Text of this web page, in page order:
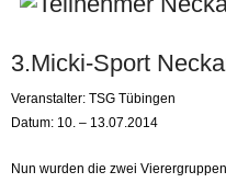
3.Micki-Sport
Veranstalter: TSG Tübingen
Datum: 10. – 13.07.2014
Nun wurden die zwei